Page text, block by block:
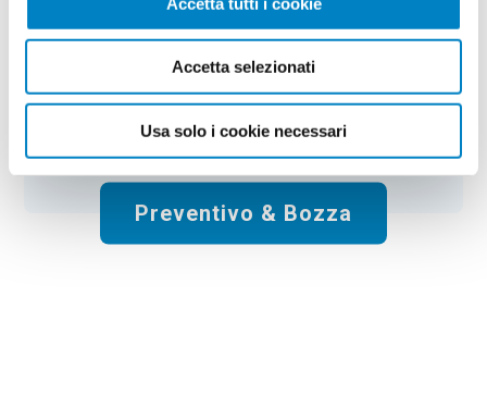
Accetta selezionati
Usa solo i cookie necessari
Il prezzo non include la stampa
Spese di spedizione:
€27.00
Preventivo & Bozza